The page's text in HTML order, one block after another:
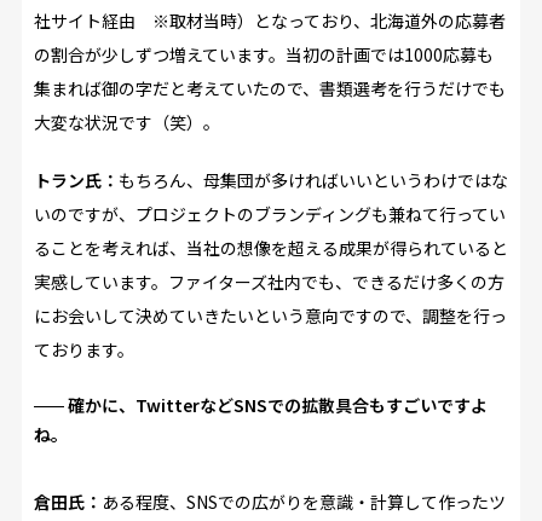
社サイト経由 ※取材当時）となっており、北海道外の応募者
の割合が少しずつ増えています。当初の計画では1000応募も
集まれば御の字だと考えていたので、書類選考を行うだけでも
大変な状況です（笑）。
トラン氏： もちろん、母集団が多ければいいというわけではな
いのですが、プロジェクトのブランディングも兼ねて行ってい
ることを考えれば、当社の想像を超える成果が得られていると
実感しています。ファイターズ社内でも、できるだけ多くの方
にお会いして決めていきたいという意向ですので、調整を行っ
ております。
確かに、TwitterなどSNSでの拡散具合もすごいですよ
ね。
倉田氏： ある程度、SNSでの広がりを意識・計算して作ったツ